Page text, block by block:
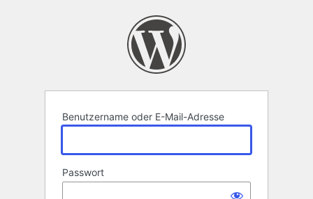
Benutzername oder E-Mail-Adresse
Passwort